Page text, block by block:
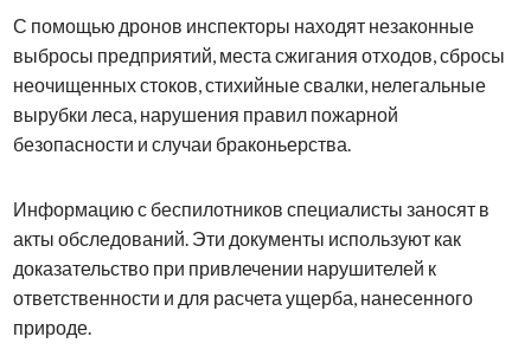
С помощью дронов инспекторы находят незаконные
выбросы предприятий, места сжигания отходов, сбросы
неочищенных стоков, стихийные свалки, нелегальные
вырубки леса, нарушения правил пожарной
безопасности и случаи браконьерства.
Информацию с беспилотников специалисты заносят в
акты обследований. Эти документы используют как
доказательство при привлечении нарушителей к
ответственности и для расчета ущерба, нанесенного
природе.